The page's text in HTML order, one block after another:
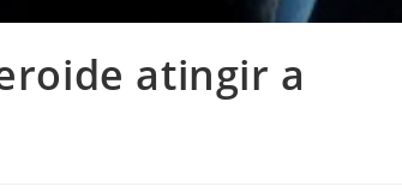
atingir a